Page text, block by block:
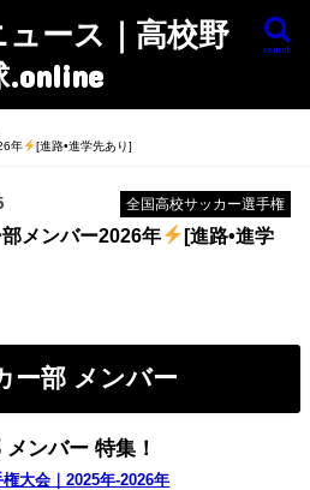
ース｜高校野
.online
search
年
[進路•進学先あり]
全国高校サッカー選手権
部メンバー2026年
[進路•進学
ー部 メンバー
ンバー 特集！
大会｜2025年-2026年